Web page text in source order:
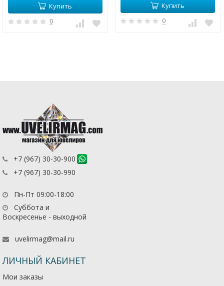
Купить
0
Купить
0
+7 (967) 30-30-900
+7 (967) 30-30-990
Пн-Пт 09:00-18:00
Суббота и
Воскресенье - выходной
uvelirmag@mail.ru
ЛИЧНЫЙ КАБИНЕТ
Мои заказы